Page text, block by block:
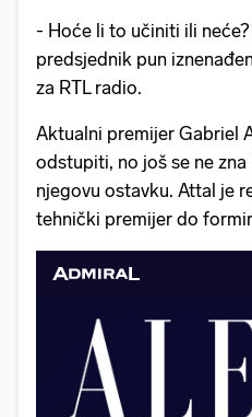
- Hoće li to učiniti ili
predsjednik pun
za RTL radio.
Aktualni premijer Gabriel
odstupiti, no još se ne
njegovu ostavku. Attal je
tehnički premijer do